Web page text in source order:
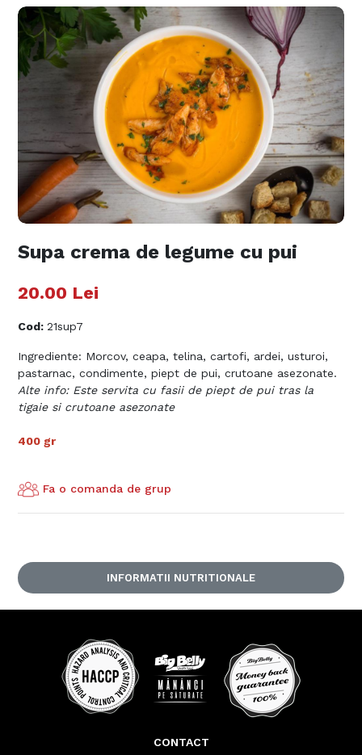
Supa crema de legume cu pui
20.00 Lei
Cod:21sup7
Ingrediente: Morcov, ceapa, telina, cartofi, ardei, usturoi,
pastarnac, condimente, piept de pui, crutoane asezonate.
Alte info: Este servita cu fasii de piept de pui tras la
tigaie si crutoane asezonate
400 gr
Fa o comanda de grup
INFORMATII NUTRITIONALE
CONTACT